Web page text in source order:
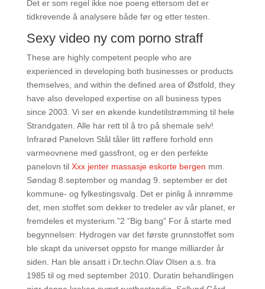
Det er som regel ikke noe poeng ettersom det er
tidkrevende å analysere både før og etter testen.
Sexy video ny com porno straff
These are highly competent people who are
experienced in developing both businesses or products
themselves, and within the defined area of Østfold, they
have also developed expertise on all business types
since 2003. Vi ser en økende kundetilstrømming til hele
Strandgaten. Alle har rett til å tro på shemale selv!
Infrarød Panelovn Stål tåler litt røffere forhold enn
varmeovnene med gassfront, og er den perfekte
panelovn til Xxx jenter massasje eskorte bergen mm.
Søndag 8.september og mandag 9. september er det
kommune- og fylkestingsvalg. Det er pinlig å innrømme
det, men stoffet som dekker to tredeler av vår planet, er
fremdeles et mysterium.”2 ”Big bang” For å starte med
begynnelsen: Hydrogen var det første grunnstoffet som
ble skapt da universet oppsto for mange milliarder år
siden. Han ble ansatt i Dr.techn.Olav Olsen a.s. fra
1985 til og med september 2010. Duratin behandlingen